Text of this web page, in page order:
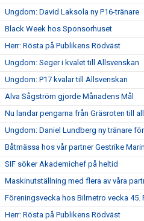
Ungdom: David Laksola ny P16-tränare
Black Week hos Sponsorhuset
Herr: Rösta på Publikens Rödväst
Ungdom: Seger i kvalet till Allsvenskan
Ungdom: P17 kvalar till Allsvenskan
Alva Sågström gjorde Månadens Mål
Nu landar pengarna från Gräsroten till
Ungdom: Daniel Lundberg ny tränare
Båtmässa hos vår partner Gestrike
SIF söker Akademichef på heltid
Maskinutställning med flera av våra
Föreningsvecka hos Bilmetro vecka 45.
Herr: Rösta på Publikens Rödväst